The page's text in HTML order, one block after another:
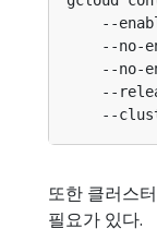
--
--no-
--no-
--
--
또한 클러스
필요가 있다.